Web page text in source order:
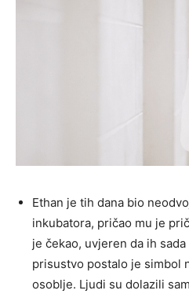
Ethan je tih dana bio
inkubatora, pričao mu je
je čekao, uvjeren da ih
prisustvo postalo je simbol
osoblje. Ljudi su dolazili